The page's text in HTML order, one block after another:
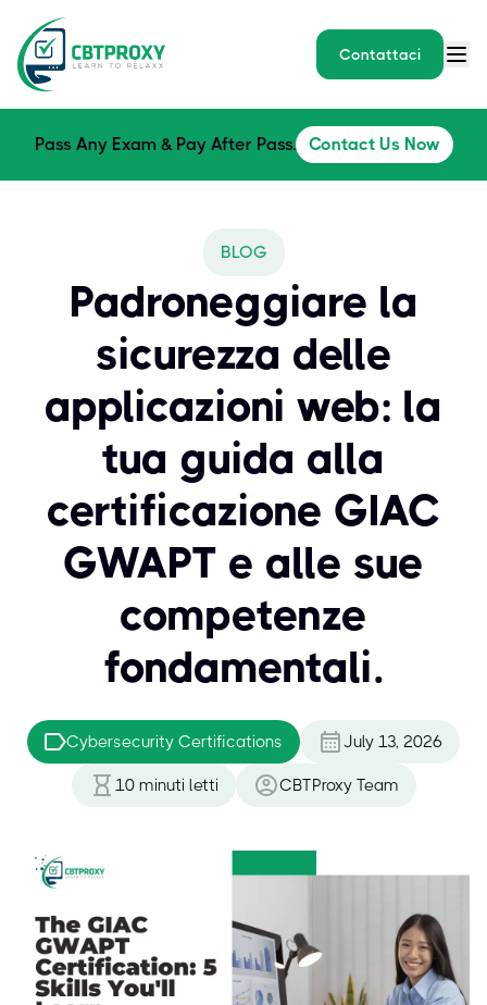
Contattaci
Pass Any Exam & Pay After Pass. Contact Us Now
BLOG
Padroneggiare la
sicurezza delle
applicazioni web: la
tua guida alla
certificazione GIAC
GWAPT e alle sue
competenze
fondamentali.
Cybersecurity Certifications July 13, 2026
10 minuti letti CBTProxy Team